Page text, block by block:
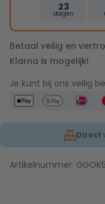
sensor
120x60cm
23
dagen
Betaal veilig en
Klarna is mogelijk!
Je kunt bij ons veilig
Direct
Artikelnummer: